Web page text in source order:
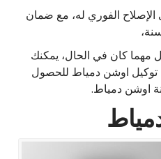
الفوري له، مع ضمان
كان في الحال، يمكنك
اوشن دمياط للحصول
اوشن دمياط.